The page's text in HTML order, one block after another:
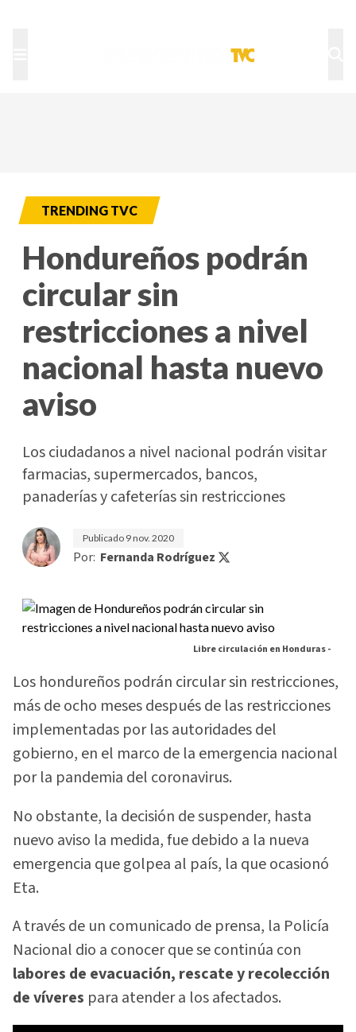
TRENDING TVC
Hondureños podrán
circular sin
restricciones a nivel
nacional hasta nuevo
aviso
Los ciudadanos a nivel nacional podrán visitar
farmacias, supermercados, bancos,
panaderías y cafeterías sin restricciones
Publicado 9 nov. 2020
Por: Fernanda Rodríguez
Libre circulación en Honduras -
Los hondureños podrán circular sin restricciones,
más de ocho meses después de las restricciones
implementadas por las autoridades del
gobierno, en el marco de la emergencia nacional
por la pandemia del coronavirus.
No obstante, la decisión de suspender, hasta
nuevo aviso la medida, fue debido a la nueva
emergencia que golpea al país, la que ocasionó
Eta.
A través de un comunicado de prensa, la Policía
Nacional dio a conocer que se continúa con
labores de evacuación, rescate y recolección
de víveres para atender a los afectados.